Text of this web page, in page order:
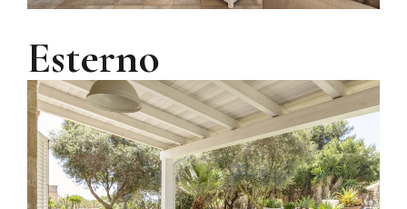
Esterno